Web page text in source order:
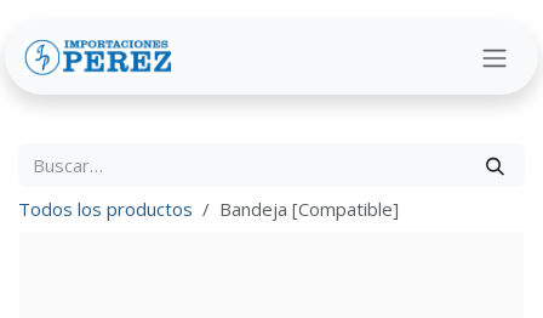
Todos los productos Bandeja [Compatible]